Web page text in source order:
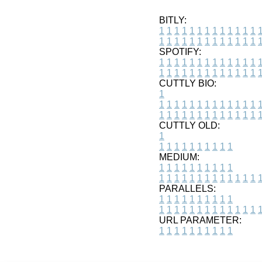
BITLY:
1 1 1 1 1 1 1 1 1 1 1 1 1 1
1 1 1 1 1 1 1 1 1 1 1 1 1 1
SPOTIFY:
1 1 1 1 1 1 1 1 1 1 1 1 1 1
1 1 1 1 1 1 1 1 1 1 1 1 1 1
CUTTLY BIO:
1
1 1 1 1 1 1 1 1 1 1 1 1 1 1
1 1 1 1 1 1 1 1 1 1 1 1 1 1
CUTTLY OLD:
1
1 1 1 1 1 1 1 1 1 1
MEDIUM:
1 1 1 1 1 1 1 1 1 1
1 1 1 1 1 1 1 1 1 1 1 1 1 1
PARALLELS:
1 1 1 1 1 1 1 1 1 1
1 1 1 1 1 1 1 1 1 1 1 1 1 1
URL PARAMETER:
1 1 1 1 1 1 1 1 1 1